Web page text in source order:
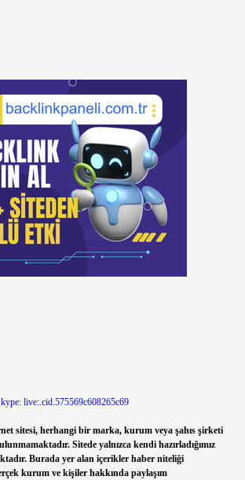
live:.cid.575569c608265c69
sitesi, herhangi bir marka, kurum veya şahıs şirketi
Sitede yalnızca kendi hazırladığımız
Burada yer alan içerikler haber niteliği
kurum ve kişiler hakkında paylaşım